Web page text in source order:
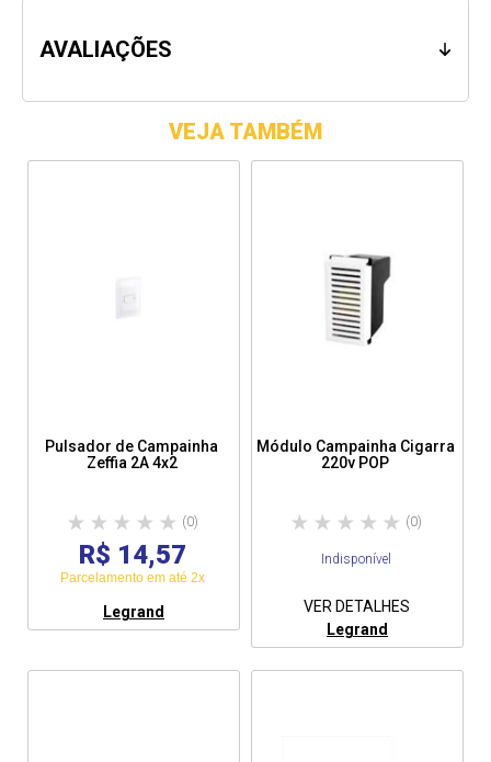
AVALIAÇÕES
VEJA TAMBÉM
Pulsador de Campainha
Zeffia 2A 4x2
(0)
R$ 14,57
Parcelamento em até 2x
Legrand
Módulo Campainha Cigarra
220v POP
(0)
Indisponível
VER DETALHES
Legrand